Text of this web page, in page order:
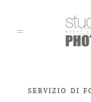
WEDDING
SERVIZIO DI